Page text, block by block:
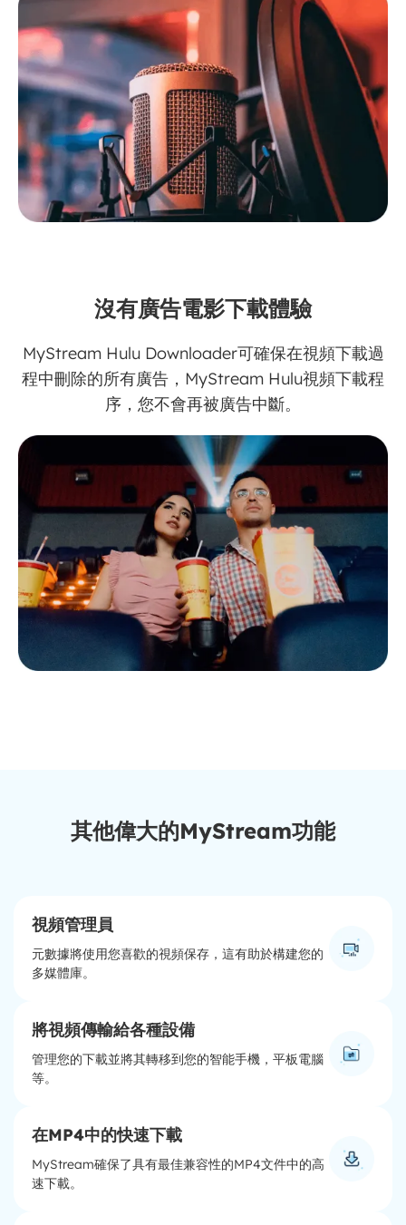
沒有廣告電影下載體驗
MyStream Hulu Downloader可確保在視頻下載過
程中刪除的所有廣告，MyStream Hulu視頻下載程
序，您不會再被廣告中斷。
其他偉大的MyStream功能
視頻管理員
元數據將使用您喜歡的視頻保存，這有助於構建您的
多媒體庫。
將視頻傳輸給各種設備
管理您的下載並將其轉移到您的智能手機，平板電腦
等。
在MP4中的快速下載
MyStream確保了具有最佳兼容性的MP4文件中的高
速下載。